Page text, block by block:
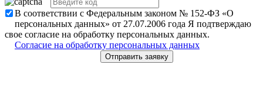
В соответствии с Федеральным законом № 152-ФЗ «О
персональных данных» от 27.07.2006 года Я подтверждаю
свое согласие на обработку персональных данных.
Согласие на обработку персональных данных